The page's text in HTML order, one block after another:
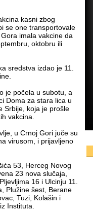
kasni zbog
se one transportovale
imala vakcine da
oktobru ili
sredstva izdao je 11.
je počela u subotu, a
Doma za stara lica u
Srbije, koja je prošle
vakcina.
u Crnoj Gori juče su
virusom, i prijavljeno
53, Herceg Novog
23 nova slučaja,
16 i Ulcinju 11.
Plužine šest, Berane
Tuzi, Kolašin i
Instituta.